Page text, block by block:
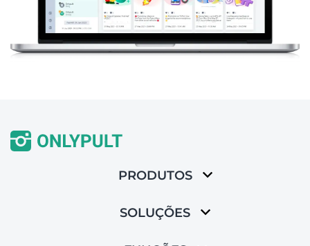
PRODUTOS
SOLUÇÕES